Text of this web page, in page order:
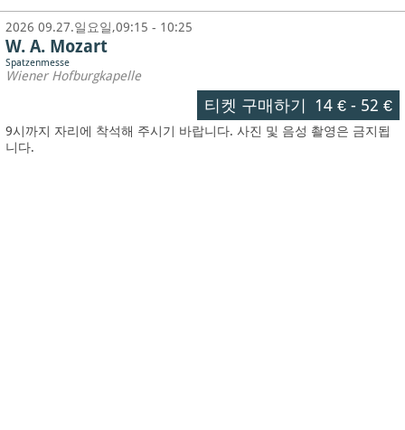
2026 09.27.일요일,09:15 - 10:25
W. A. Mozart
Spatzenmesse
Wiener Hofburgkapelle
티켓 구매하기 14 €- 52 €
9시까지 자리에 착석해 주시기 바랍니다. 사진 및 음성 촬영은 금지됩
니다.